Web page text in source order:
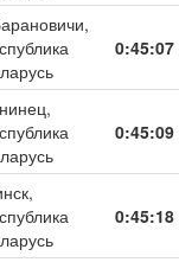
0:45:07
0:45:09
0:45:18